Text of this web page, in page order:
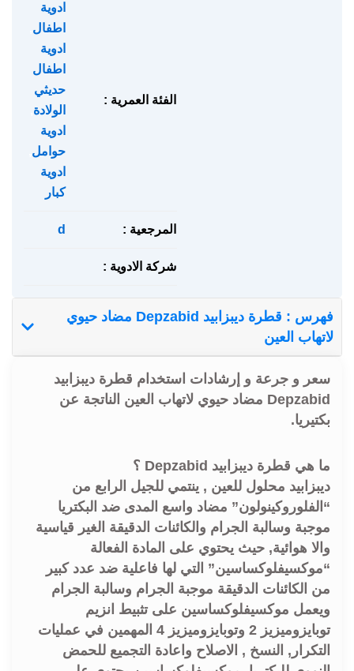
الفئة العمرية :
ادوية
اطفال
ادوية
اطفال
حديثي
الولادة
ادوية
حوامل
ادوية
كبار
المرجعية : d
شركة الادوية :
فهرس : قطرة ديبزابيد Depzabid مضاد حيوي
لاتهاب العين
سعر و جرعة و إرشادات استخدام قطرة ديبزابيد
Depzabid مضاد حيوي لاتهاب العين الناتجة عن
بكتيريا.
ما هي قطرة ديبزابيد Depzabid ؟
ديبزابيد محلول للعين , ينتمي للجيل الرابع من
“الفلوروكينولون” مضاد واسع المدى ضد البكتريا
موجبة وسالبة الجرام والكائنات الدقيقة الغير قياسية
والا هوائية, حيث يحتوي على المادة الفعالة
“موكسيفلوكساسين” التي لها فاعلية ضد عدد كبير
من الكائنات الدقيقة موجبة الجرام وسالبة الجرام
ويعمل موكسيفلوكساسين على تثبيط انزيم
توبايزوميزيز 2 وتوبايزوميزيز 4 المهمين في عمليات
التكرار, النسخ , الاصلاح واعادة التجميع للحمض